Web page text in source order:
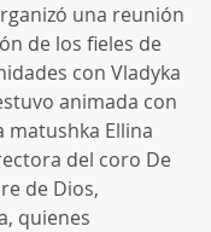
una reunión
de los fieles de
con Vladyka
animada con
matushka Ellina
del coro De
de Dios,
quienes